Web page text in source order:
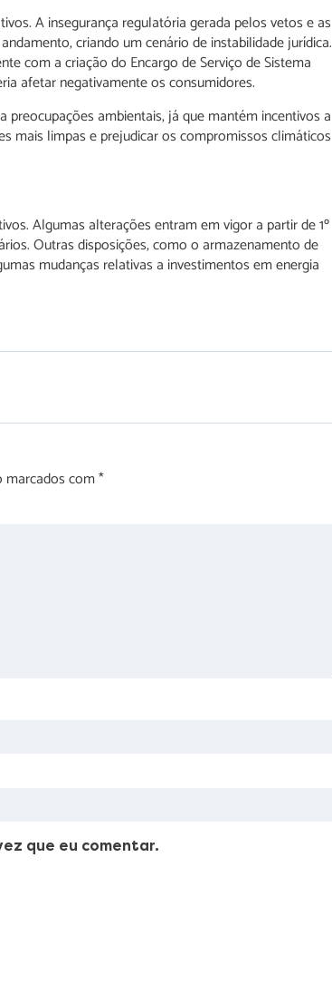
A insegurança regulatória gerada pelos vetos e as
criando um cenário de instabilidade jurídica.
com a criação do Encargo de Serviço de Sistema
afetar negativamente os consumidores.
ambientais, já que mantém incentivos a
mais limpas e prejudicar os compromissos climáticos
Algumas alterações entram em vigor a partir de 1º
Outras disposições, como o armazenamento de
mudanças relativas a investimentos em energia
marcados com*
que eu comentar.